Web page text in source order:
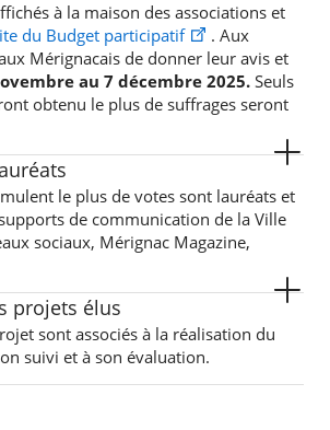
à la maison des associations et
du Budget participatif
. Aux
Mérignacais de donner leur avis et
au 7 décembre 2025.Seuls
obtenu le plus de suffrages seront
le plus de votes sont lauréats et
de communication de la Ville
sociaux, Mérignac Magazine,
projets élus
sont associés à la réalisation du
suivi et à son évaluation.